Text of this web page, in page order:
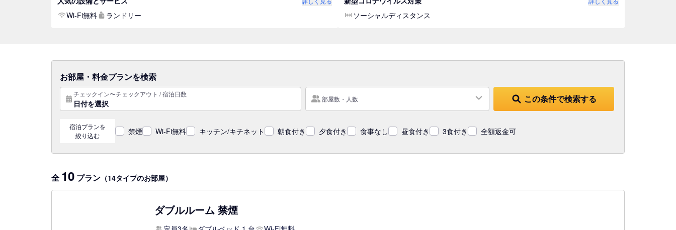
Wi-Fi無料 ランドリー ソーシャルディスタンス
お部屋・料金プランを検索
チェックイン〜チェックアウト / 宿泊日数
日付を選択 部屋数・人数 この条件で検索する
宿泊プランを
絞り込む
禁煙 Wi-Fi無料 キッチン/キチネット 朝食付き 夕食付き 食事なし 昼食付き 3食付き 全額返金可
全 10 プラン （14タイプのお部屋）
ダブルルーム 禁煙